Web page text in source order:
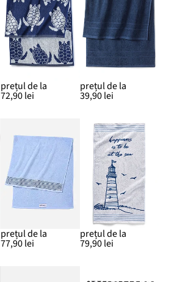
prețul de la
72,90 lei
prețul de la
39,90 lei
prețul de la
77,90 lei
prețul de la
79,90 lei